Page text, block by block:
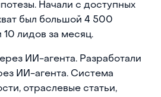
Начали с доступных
был большой 4 500
лидов за месяц.
ИИ-агента. Разработали
ИИ-агента. Система
отраслевые статьи,